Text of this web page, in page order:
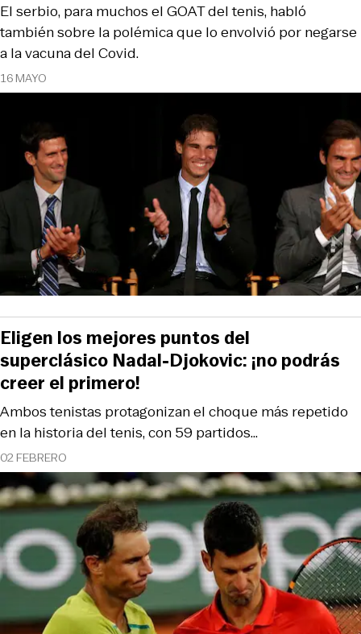
16 MAYO
El serbio, para muchos el GOAT del tenis, habló
también sobre la polémica que lo envolvió por negarse
a la vacuna del Covid.
02 FEBRERO
Ambos tenistas protagonizan el choque más repetido
en la historia del tenis, con 59 partidos…
Eligen los mejores puntos del
superclásico Nadal-Djokovic: ¡no podrás
creer el primero!